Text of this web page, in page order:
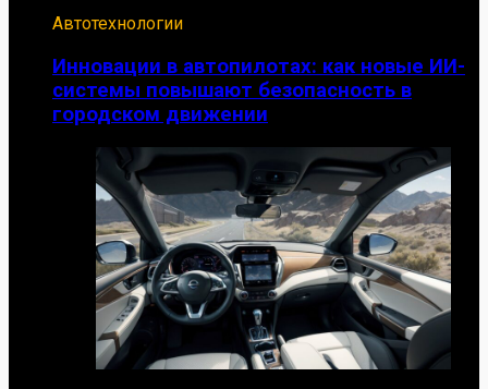
Автотехнологии
Инновации в автопилотах: как новые ИИ-
системы повышают безопасность в
городском движении